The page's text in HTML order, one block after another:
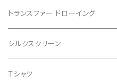
トランスファー ドローイング
シルクスクリーン
Tシャツ